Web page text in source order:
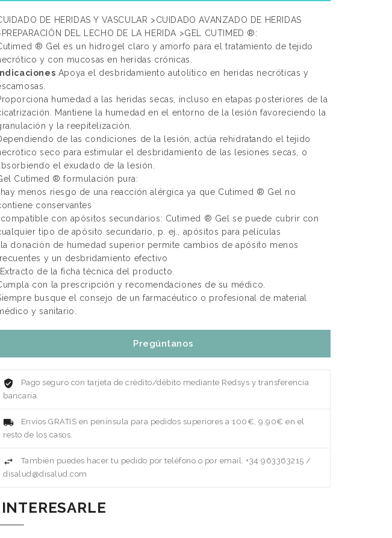
DE HERIDAS Y VASCULAR >CUIDADO AVANZADO DE HERIDAS
DEL LECHO DE LA HERIDA >GEL CUTIMED ®:
® Gel es un hidrogel claro y amorfo para el tratamiento de tejido
y con mucosas en heridas crónicas.
Indicaciones Apoya el desbridamiento autolítico en heridas necróticas y
humedad a las heridas secas, incluso en etapas posteriores de la
Mantiene la humedad en el entorno de la lesión favoreciendo la
y la reepitelización.
de las condiciones de la lesión, actúa rehidratando el tejido
seco para estimular el desbridamiento de las lesiones secas, o
el exudado de la lesión.
Cutimed ® formulación pura:
menos riesgo de una reacción alérgica ya que Cutimed ® Gel no
conservantes
con apósitos secundarios: Cutimed ® Gel se puede cubrir con
tipo de apósito secundario, p. ej., apósitos para películas
donación de humedad superior permite cambios de apósito menos
y un desbridamiento efectivo
de la ficha técnica del producto.
con la prescripción y recomendaciones de su médico.
busque el consejo de un farmacéutico o profesional de material
y sanitario.
Pregúntanos
Pago seguro con tarjeta de crédito/débito mediante Redsys y transferencia
bancaria.
Envíos GRATIS en península para pedidos superiores a 100€, 9.90€ en el
resto de los casos.
También puedes hacer tu pedido por teléfono o por email. +34 963363215 /
disalud@disalud.com